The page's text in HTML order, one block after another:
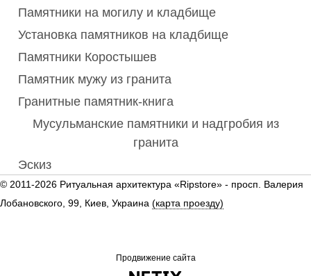
Памятники на могилу и кладбище
Установка памятников на кладбище
Памятники Коростышев
Памятник мужу из гранита
Гранитные памятник-книга
Мусульманские памятники и надгробия из
гранита
Эскиз
© 2011-2026 Ритуальная архитектура «Ripstore» - просп. Валерия
Лобановского, 99, Киев, Украина (карта проезду)
Продвижение сайта